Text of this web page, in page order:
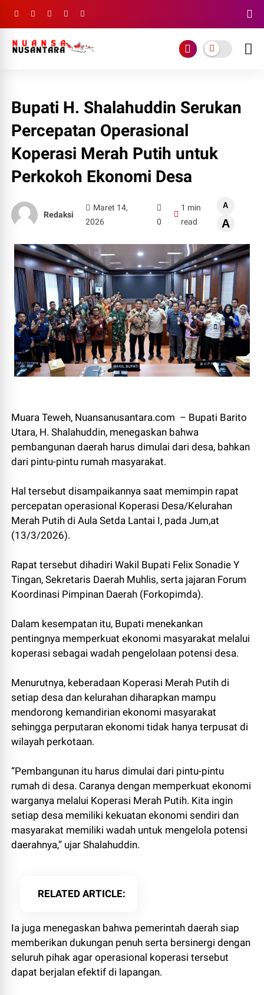
Bupati H. Shalahuddin Serukan
Percepatan Operasional
Koperasi Merah Putih untuk
Perkokoh Ekonomi Desa
Redaksi
Maret 14,
2026
0
1 min
read
A
A
Muara Teweh, Nuansanusantara.com – Bupati Barito
Utara, H. Shalahuddin, menegaskan bahwa
pembangunan daerah harus dimulai dari desa, bahkan
dari pintu-pintu rumah masyarakat.
Hal tersebut disampaikannya saat memimpin rapat
percepatan operasional Koperasi Desa/Kelurahan
Merah Putih di Aula Setda Lantai I, pada Jum,at
(13/3/2026).
Rapat tersebut dihadiri Wakil Bupati Felix Sonadie Y
Tingan, Sekretaris Daerah Muhlis, serta jajaran Forum
Koordinasi Pimpinan Daerah (Forkopimda).
Dalam kesempatan itu, Bupati menekankan
pentingnya memperkuat ekonomi masyarakat melalui
koperasi sebagai wadah pengelolaan potensi desa.
Menurutnya, keberadaan Koperasi Merah Putih di
setiap desa dan kelurahan diharapkan mampu
mendorong kemandirian ekonomi masyarakat
sehingga perputaran ekonomi tidak hanya terpusat di
wilayah perkotaan.
“Pembangunan itu harus dimulai dari pintu-pintu
rumah di desa. Caranya dengan memperkuat ekonomi
warganya melalui Koperasi Merah Putih. Kita ingin
setiap desa memiliki kekuatan ekonomi sendiri dan
masyarakat memiliki wadah untuk mengelola potensi
daerahnya,” ujar Shalahuddin.
RELATED ARTICLE
Ia juga menegaskan bahwa pemerintah daerah siap
memberikan dukungan penuh serta bersinergi dengan
seluruh pihak agar operasional koperasi tersebut
dapat berjalan efektif di lapangan.